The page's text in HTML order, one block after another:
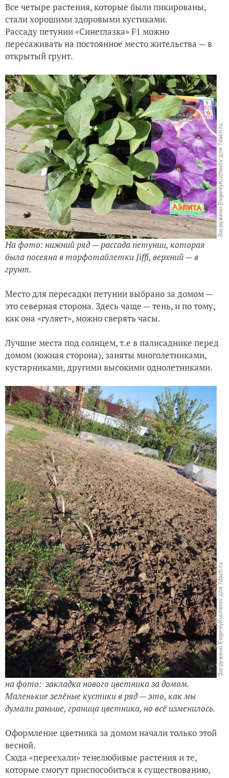
Все четыре растения, которые были пикированы,
стали хорошими здоровыми кустиками.
Рассаду петунии «Синеглазка» F1 можно
пересаживать на постоянное место жительства — в
открытый грунт.
На фото: нижний ряд — рассада петунии, которая
была посеяна в торфотаблетки Jiffi, верхний — в
грунт.
Место для пересадки петунии выбрано за домом —
это северная сторона. Здесь чаще — тень, и по тому,
как она «гуляет», можно сверять часы.
Лучшие места под солнцем, т.е в палисаднике перед
домом (южная сторона), заняты многолетниками,
кустарниками, другими высокими однолетниками.
на фото: закладка нового цветника за домом.
Маленькие зелёные кустики в ряд — это, как мы
думали раньше, граница цветника, но всё изменилось.
Оформление цветника за домом начали только этой
весной.
Сюда «переехали» тенелюбивые растения и те,
которые смогут приспособиться к существованию,